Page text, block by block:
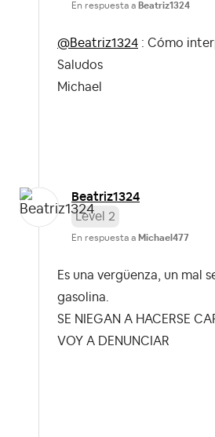
En respuesta a Beatriz1324
@Beatriz1324 : Cómo
Saludos
Michael
Beatriz1324
Level 2
En respuesta a Michael477
Es una vergüenza, un mal
gasolina.
SE NIEGAN A HACERSE
VOY A DENUNCIAR